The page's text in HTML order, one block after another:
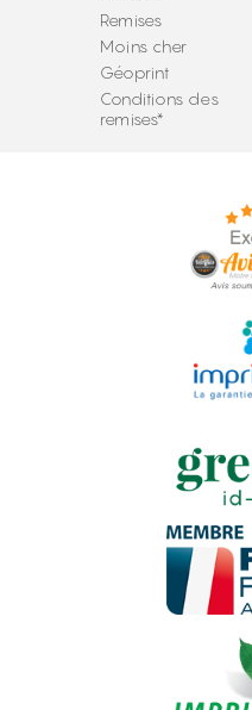
Remises
Moins cher
Géoprint
Conditions des
remises*